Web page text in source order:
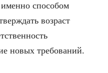
способом
возраст
новых требований.